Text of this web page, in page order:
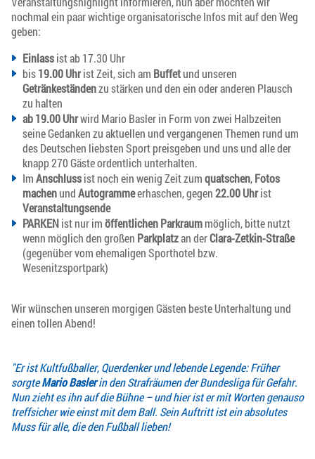
nochmal ein paar wichtige organisatorische Infos mit auf den Weg
geben:
Einlassist ab 17.30 Uhr
bis19.00 Uhrist Zeit, sich am Buffetund unseren
Getränkeständenzu stärken und den ein oder anderen Plausch
zu halten
ab 19.00 Uhrwird Mario Basler in Form von zwei Halbzeiten
seine Gedanken zu aktuellen und vergangenen Themen rund um
des Deutschen liebsten Sport preisgeben und uns und alle der
knapp 270 Gäste ordentlich unterhalten.
ImAnschlussist noch ein wenig Zeit zumquatschen,Fotos
machenundAutogrammeerhaschen, gegen22.00 Uhrist
Veranstaltungsende
PARKENist nur imöffentlichen Parkraummöglich, bitte nutzt
wenn möglich den großen Parkplatzan derClara-Zetkin-Straße
(gegenüber vom ehemaligen Sporthotel bzw.
Wesenitzsportpark)
Wir wünschen unseren morgigen Gästen beste Unterhaltung und
einen tollen Abend!
"Er ist Kultfußballer, Querdenker und lebende Legende: Früher
sorgteMario Baslerin den Strafräumen der Bundesliga für Gefahr.
Nun zieht es ihn auf die Bühne – und hier ist er mit Worten genauso
treffsicher wie einst mit dem Ball. Sein Auftritt ist ein absolutes
Muss für alle, die den Fußball lieben!